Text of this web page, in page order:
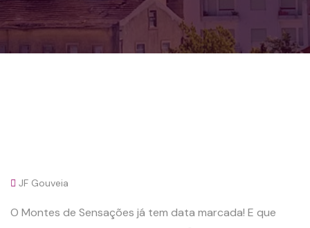
JF Gouveia
O Montes de Sensações já tem data marcada! E que